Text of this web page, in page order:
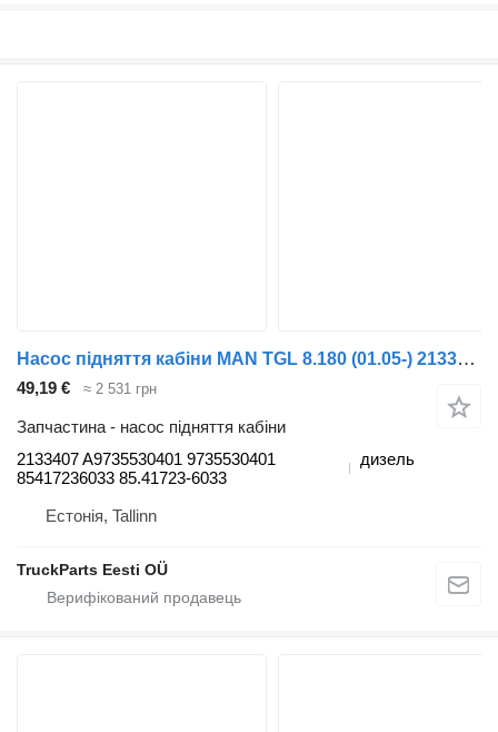
Насос підняття кабіни MAN TGL 8.180 (01.05-) 2133407 до тягача MAN TGL, TGM, TGS, TGX (2005-2021)
49,19 € ≈ 2 531 грн
Запчастина - насос підняття кабіни
2133407 A9735530401 9735530401
85417236033 85.41723-6033
дизель
Естонія, Tallinn
TruckParts Eesti OÜ